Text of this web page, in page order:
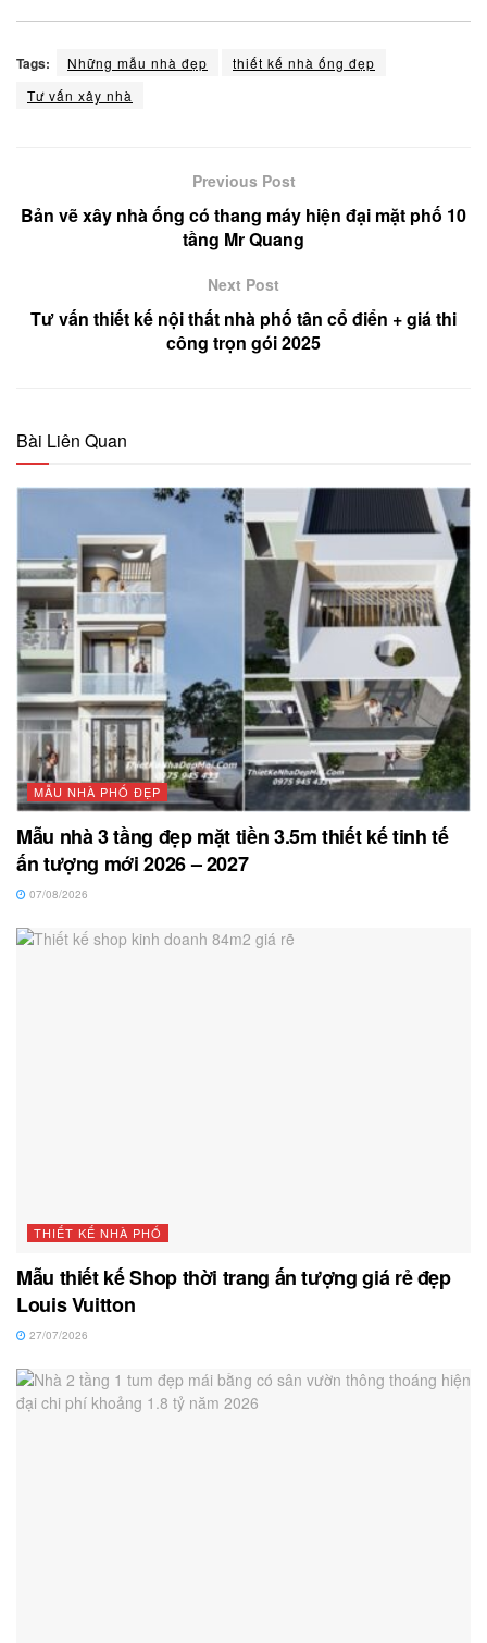
Tags: Những mẫu nhà đẹp
thiết kế nhà ống đẹp
Tư vấn xây nhà
Previous Post
Bản vẽ xây nhà ống có thang máy hiện đại mặt phố 10
tầng Mr Quang
Next Post
Tư vấn thiết kế nội thất nhà phố tân cổ điển + giá thi
công trọn gói 2025
Bài Liên Quan
MẪU NHÀ PHỐ ĐẸP
Mẫu nhà 3 tầng đẹp mặt tiền 3.5m thiết kế tinh tế
ấn tượng mới 2026 – 2027
07/08/2026
THIẾT KẾ NHÀ PHỐ
Mẫu thiết kế Shop thời trang ấn tượng giá rẻ đẹp
Louis Vuitton
27/07/2026